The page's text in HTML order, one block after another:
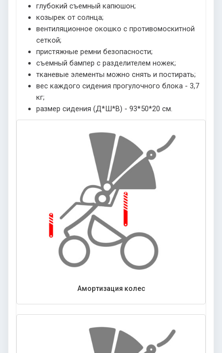
глубокий съемный капюшон;
козырек от солнца;
вентиляционное окошко с противомоскитной
сеткой;
пристяжные ремни безопасности;
съемный бампер с разделителем ножек;
тканевые элементы можно снять и постирать;
вес каждого сидения прогулочного блока - 3,7
кг;
размер сидения (Д*Ш*В) - 93*50*20 см.
Амортизация колес